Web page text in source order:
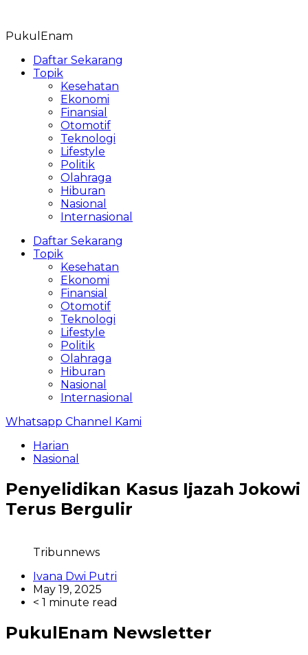
content
PukulEnam
Daftar Sekarang
Topik
Kesehatan
Ekonomi
Finansial
Otomotif
Teknologi
Lifestyle
Politik
Olahraga
Hiburan
Nasional
Internasional
Daftar Sekarang
Topik
Kesehatan
Ekonomi
Finansial
Otomotif
Teknologi
Lifestyle
Politik
Olahraga
Hiburan
Nasional
Internasional
Whatsapp Channel Kami
Harian
Nasional
Penyelidikan Kasus Ijazah Jokowi
Terus Bergulir
Tribunnews
Ivana Dwi Putri
May 19, 2025
< 1 minute read
PukulEnam Newsletter